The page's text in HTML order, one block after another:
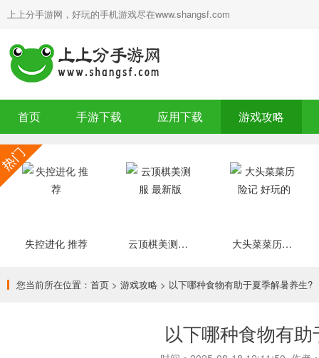
上上分手游网，好玩的手机游戏尽在www.shangsf.com
首页 手游下载 应用下载 游戏攻略
失控进化 推荐 云顶棋美测服 最新版 大头菜菜历险记 好玩的
您当前所在位置： 首页 > 游戏攻略 > 以下哪种食物有助于夏季解暑养生?
以下哪种食物有